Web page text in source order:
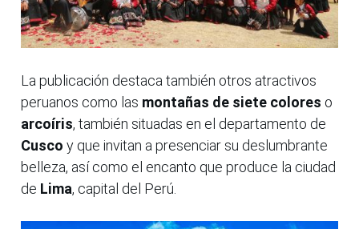
La publicación destaca también otros atractivos
peruanos como las montañas de siete colores o
arcoíris, también situadas en el departamento de
Cusco y que invitan a presenciar su deslumbrante
belleza, así como el encanto que produce la ciudad
de Lima, capital del Perú.